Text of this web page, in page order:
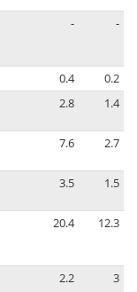
- -
0.4
0.2
2.8 1.4
7.6 2.7
3.5 1.5
20.4 12.3
2.2 3